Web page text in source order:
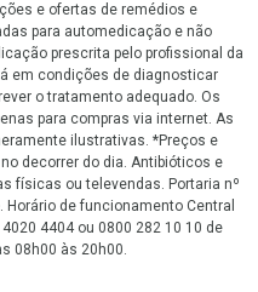
e ofertas de remédios e
para automedicação e não
prescrita pelo profissional da
em condições de diagnosticar
o tratamento adequado. Os
para compras via internet. As
ilustrativas. *Preços e
decorrer do dia. Antibióticos e
físicas ou televendas. Portaria nº
de funcionamento Central
4404 ou 0800 282 10 10 de
08h00 às 20h00.